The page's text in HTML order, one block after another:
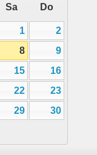
Sa Do
1
2
8
9
15
16
22
23
29
30